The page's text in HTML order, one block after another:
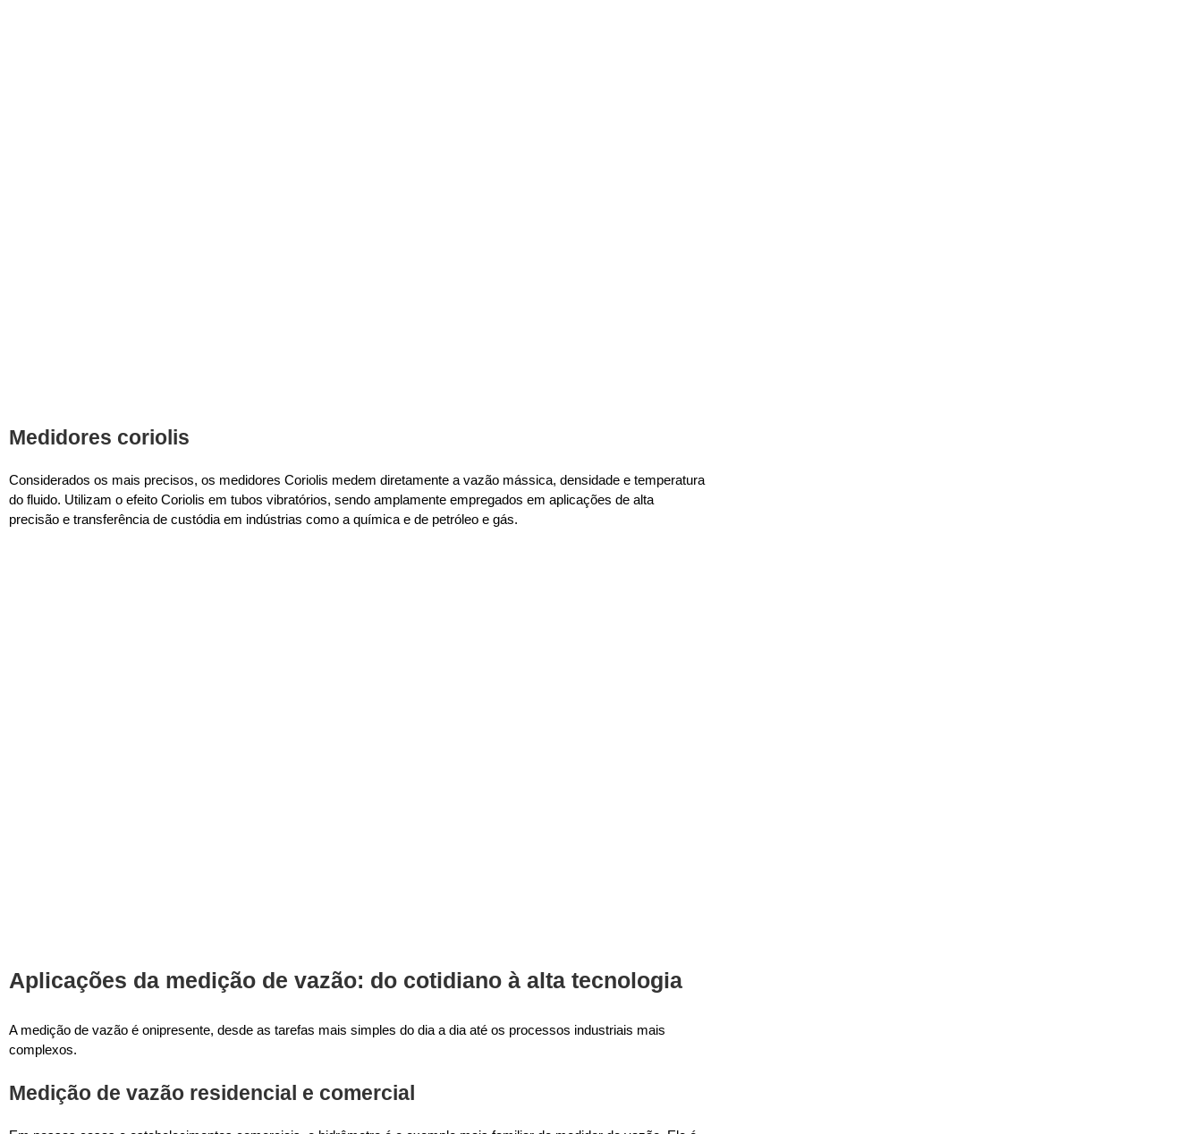
Medidores coriolis
Considerados os mais precisos, os medidores Coriolis medem diretamente a vazão mássica, densidade e temperatura
do fluido. Utilizam o efeito Coriolis em tubos vibratórios, sendo amplamente empregados em aplicações de alta
precisão e transferência de custódia em indústrias como a química e de petróleo e gás.
Aplicações da medição de vazão: do cotidiano à alta tecnologia
A medição de vazão é onipresente, desde as tarefas mais simples do dia a dia até os processos industriais mais
complexos.
Medição de vazão residencial e comercial